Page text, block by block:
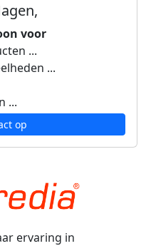
voor
...
...
...
op
ervaring in